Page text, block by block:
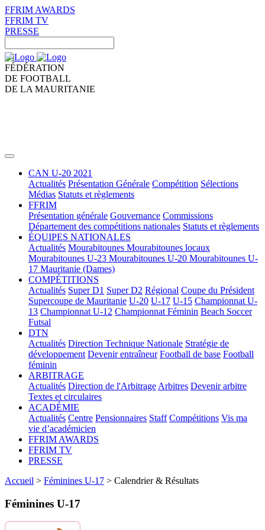
FFRIM AWARDS
FFRIM TV
PRESSE
FÉDÉRATION
DE FOOTBALL
DE LA MAURITANIE
CAN U-20 2021
Actualités Présentation Générale Compétition Sélections
Médias Statuts et règlements
FFRIM
Présentation générale Gouvernance Commissions
Département des compétitions nationales Statuts et règlements
ÉQUIPES NATIONALES
Actualités Mourabitounes Mourabitounes locaux
Mourabitounes U-23 Mourabitounes U-20 Mourabitounes U-
17 Mauritanie (Dames)
COMPÉTITIONS
Actualités Super D1 Super D2 Régional Coupe du Président
Supercoupe de Mauritanie U-20 U-17 U-15 Championnat U-
13 Championnat U-12 Championnat Féminin Beach Soccer
Futsal
DTN
Actualités Direction Technique Nationale Stratégie de
développement Devenir entraîneur Football de base Football
féminin
ARBITRAGE
Actualités Direction de l'Arbitrage Arbitres Devenir arbitre
Textes et circulaires
ACADÉMIE
Actualités Centre Pensionnaires Staff Compétitions Vis ma
vie d’académicien
FFRIM AWARDS
FFRIM TV
PRESSE
Accueil > Féminines U-17 > Calendrier & Résultats
Féminines U-17